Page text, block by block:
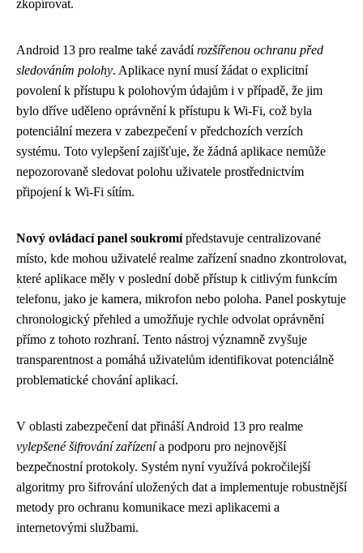
zkopírovat.
Android 13 pro realme také zavádírozšířenou ochranu před
sledováním polohy. Aplikace nyní musí žádat o explicitní
povolení k přístupu k polohovým údajům i v případě, že jim
bylo dříve uděleno oprávnění k přístupu k Wi-Fi, což byla
potenciální mezera v zabezpečení v předchozích verzích
systému. Toto vylepšení zajišťuje, že žádná aplikace nemůže
nepozorovaně sledovat polohu uživatele prostřednictvím
připojení k Wi-Fi sítím.
Nový ovládací panel soukromípředstavuje centralizované
místo, kde mohou uživatelé realme zařízení snadno zkontrolovat,
které aplikace měly v poslední době přístup k citlivým funkcím
telefonu, jako je kamera, mikrofon nebo poloha. Panel poskytuje
chronologický přehled a umožňuje rychle odvolat oprávnění
přímo z tohoto rozhraní. Tento nástroj významně zvyšuje
transparentnost a pomáhá uživatelům identifikovat potenciálně
problematické chování aplikací.
V oblasti zabezpečení dat přináší Android 13 pro realme
vylepšené šifrování zařízenía podporu pro nejnovější
bezpečnostní protokoly. Systém nyní využívá pokročilejší
algoritmy pro šifrování uložených dat a implementuje robustnější
metody pro ochranu komunikace mezi aplikacemi a
internetovými službami.